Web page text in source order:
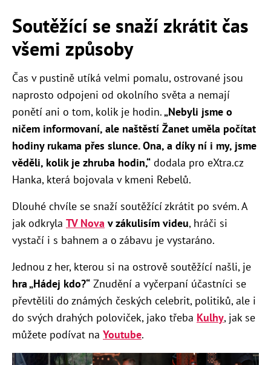
Soutěžící se snaží zkrátit čas
všemi způsoby
Čas v pustině utíká velmi pomalu, ostrované jsou
naprosto odpojeni od okolního světa a nemají
ponětí ani o tom, kolik je hodin.„Nebyli jsme o
ničem informovaní, ale naštěstí Žanet uměla počítat
hodiny rukama přes slunce. Ona, a díky ní i my, jsme
věděli, kolik je zhruba hodin,“ dodala pro eXtra.cz
Hanka, která bojovala v kmeni Rebelů.
Dlouhé chvíle se snaží soutěžící zkrátit po svém. A
jak odkryla TV Nova v zákulisím videu, hráči si
vystačí i s bahnem a o zábavu je vystaráno.
Jednou z her, kterou si na ostrově soutěžící našli, je
hra „Hádej kdo?“ Znudění a vyčerpaní účastníci se
převtělili do známých českých celebrit, politiků, ale i
do svých drahých poloviček, jako třeba Kulhy, jak se
můžete podívat na Youtube.